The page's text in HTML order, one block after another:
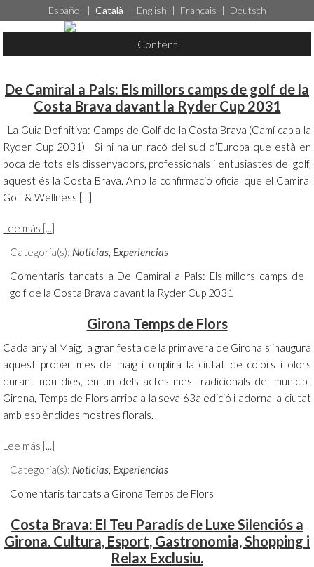
Español | Català | English | Français | Deutsch
Content
De Camiral a Pals: Els millors camps de golf de la
Costa Brava davant la Ryder Cup 2031
La Guia Definitiva: Camps de Golf de la Costa Brava (Camí cap a la
Ryder Cup 2031) Si hi ha un racó del sud d’Europa que està en
boca de tots els dissenyadors, professionals i entusiastes del golf,
aquest és la Costa Brava. Amb la confirmació oficial que el Camiral
Golf & Wellness […]
Lee más [...]
Categoría(s): Noticias, Experiencias
Comentaris tancats a De Camiral a Pals: Els millors camps de
golf de la Costa Brava davant la Ryder Cup 2031
Girona Temps de Flors
Cada any al Maig, la gran festa de la primavera de Girona s’inaugura
aquest proper mes de maig i omplirà la ciutat de colors i olors
durant nou dies, en un dels actes més tradicionals del municipi.
Girona, Temps de Flors arriba a la seva 63a edició i adorna la ciutat
amb esplèndides mostres florals.
Lee más [...]
Categoría(s): Noticias, Experiencias
Comentaris tancats a Girona Temps de Flors
Costa Brava: El Teu Paradís de Luxe Silenciós a
Girona. Cultura, Esport, Gastronomia, Shopping i
Relax Exclusiu.